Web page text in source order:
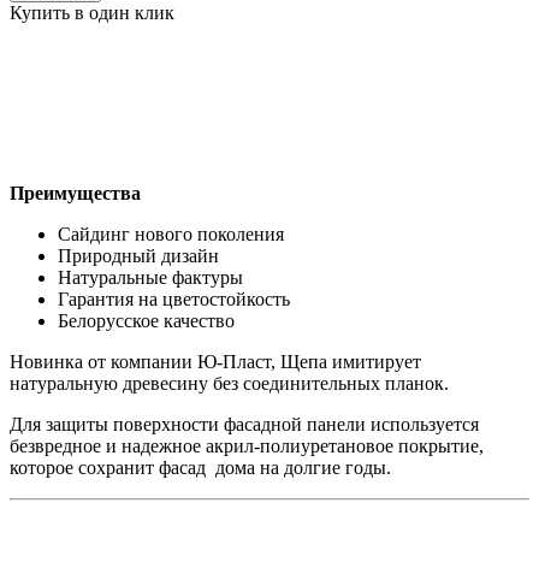
Купить в один клик
Преимущества
Сайдинг нового поколения
Природный дизайн
Натуральные фактуры
Гарантия на цветостойкость
Белорусское качество
Новинка от компании Ю-Пласт, Щепа имитирует
натуральную древесину без соединительных планок.
Для защиты поверхности фасадной панели используется
безвредное и надежное акрил-полиуретановое покрытие,
которое сохранит фасад дома на долгие годы.